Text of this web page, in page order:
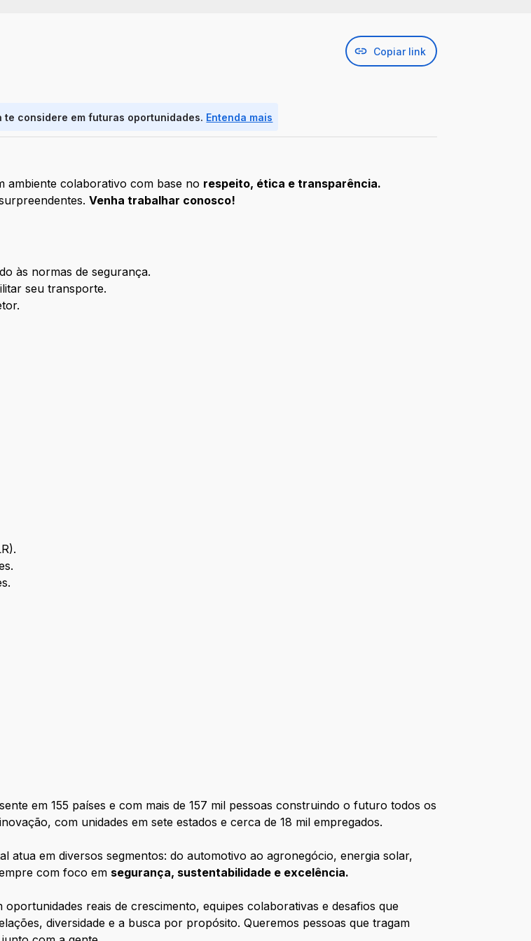
Copiar link
te considere em futuras oportunidades. Entenda mais
ambiente colaborativo com base no respeito, ética e transparência.
Venha trabalhar conosco!
às normas de segurança.
seu transporte.
em 155 países e com mais de 157 mil pessoas construindo o futuro todos os
com unidades em sete estados e cerca de 18 mil empregados.
atua em diversos segmentos: do automotivo ao agronegócio, energia solar,
com foco em segurança, sustentabilidade e excelência.
reais de crescimento, equipes colaborativas e desafios que
diversidade e a busca por propósito. Queremos pessoas que tragam